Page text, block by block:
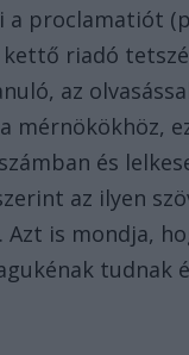
a proclamatiót
riadó
az
mérnökökhöz,
és
az ilyen
is mondja,
tudnak